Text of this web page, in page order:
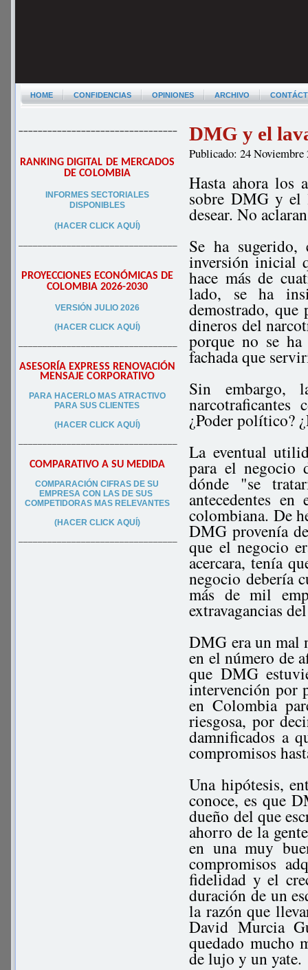
HOME CONFIDENCIAS OPINIONES ARCHIVO
–––––––––––––––––––––––––––––––––
RANKING DIGITAL DE MERCADOS
DE COLOMBIA
INFORMES SECTORIALES
DISPONIBLES
(HACER CLICK AQUÍ)
–––––––––––––––––––––––––––––––––
PROYECCIONES ECONÓMICAS DE
COLOMBIA 2026-2030
VERSIÓN JULIO 2026
(HACER CLICK AQUÍ)
–––––––––––––––––––––––––––––––––
ASESORÍA EXPRESS RENOVACIÓN
MENSAJE CORPORATIVO
PARA HACERLO MAS ATRACTIVO
PARA SUS CLIENTES
(HACER CLICK AQUÍ)
–––––––––––––––––––––––––––––––––
COMPARATIVO A SU MEDIDA
COMPARACIÓN CIFRAS DE SU
EMPRESA CON LAS DE SUS
COMPETIDORAS MAS RELEVANTES
(HACER CLICK AQUÍ)
–––––––––––––––––––––––––––––––––
DMG y el
Publicado: 24 Noviembre
Hasta ahora los
sobre DMG y el
desear. No
Se ha
inversión inicial
hace más de
lado, se ha
demostrado,
dineros del
porque no se
fachada que
Sin embargo,
¿Poder político?
La eventual
para el negocio
dónde "se
antecedentes
colombiana. De
DMG provenía
que el negocio
acercara, tenía
negocio debería
más de mil
extravagancias
DMG era un mal
en el número de
que DMG
intervención por
en Colombia
riesgosa, por
damnificados a
compromisos
Una hipótesis,
conoce, es que
dueño del que
ahorro de la
en una muy
compromisos
fidelidad y el
duración de un
la razón que
David Murcia
quedado mucho
de lujo y un yate.